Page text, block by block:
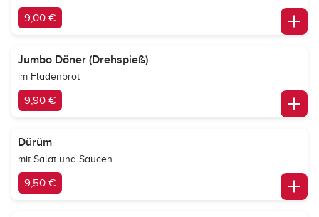
9,00 €
Jumbo Döner (Drehspieß)
im Fladenbrot
9,90 €
Dürüm
mit Salat und Saucen
9,50 €